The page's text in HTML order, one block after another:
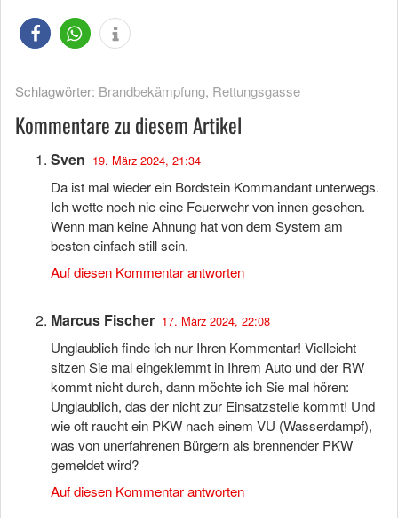
Schlagwörter: Brandbekämpfung, Rettungsgasse
Kommentare zu diesem Artikel
Sven 19. März 2024, 21:34
Da ist mal wieder ein Bordstein Kommandant unterwegs.
Ich wette noch nie eine Feuerwehr von innen gesehen.
Wenn man keine Ahnung hat von dem System am
besten einfach still sein.
Auf diesen Kommentar antworten
Marcus Fischer 17. März 2024, 22:08
Unglaublich finde ich nur Ihren Kommentar! Vielleicht
sitzen Sie mal eingeklemmt in Ihrem Auto und der RW
kommt nicht durch, dann möchte ich Sie mal hören:
Unglaublich, das der nicht zur Einsatzstelle kommt! Und
wie oft raucht ein PKW nach einem VU (Wasserdampf),
was von unerfahrenen Bürgern als brennender PKW
gemeldet wird?
Auf diesen Kommentar antworten